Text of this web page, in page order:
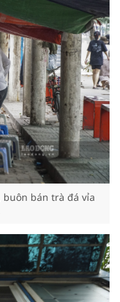
bán trà đá vỉa